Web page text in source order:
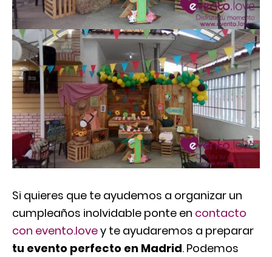
Si quieres que te ayudemos a organizar un
cumpleaños inolvidable ponte en contacto
con evento.lovey te ayudaremos a preparar
tu evento perfecto en Madrid. Podemos